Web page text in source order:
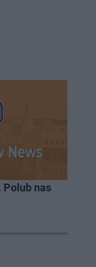
Polub nas